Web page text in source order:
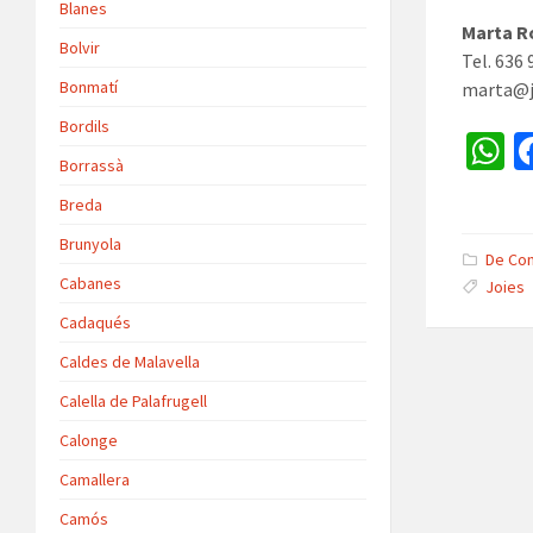
Marta
Tel. 636
p
p
De
Joies
Blanes
Bolvir
Bonmatí
Bordils
Borrassà
Breda
Brunyola
Cabanes
Cadaqués
Caldes de Malavella
Calella de Palafrugell
Calonge
Camallera
Camós